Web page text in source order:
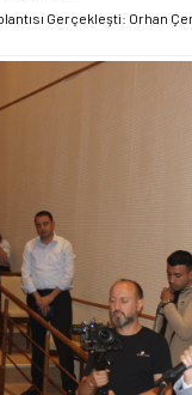
Gerçekleşti: Orhan